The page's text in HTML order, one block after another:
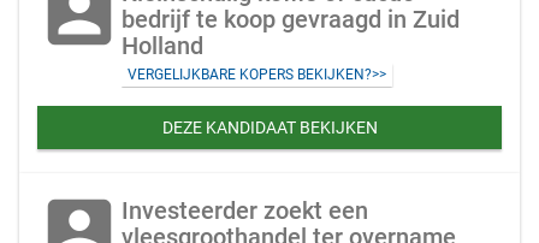
bedrijf te koop gevraagd in Zuid
Holland
VERGELIJKBARE KOPERS BEKIJKEN?>>
DEZE KANDIDAAT BEKIJKEN
Investeerder zoekt een
vleesgroothandel ter overname